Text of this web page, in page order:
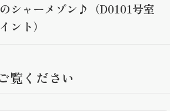
シャーメゾン♪（D0101号室
ント）
覧ください